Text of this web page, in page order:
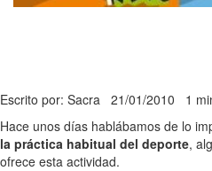
Escrito por: Sacra 21/01/2010 1
Hace unos días hablábamos de lo
la práctica habitual del deporte,
ofrece esta actividad.